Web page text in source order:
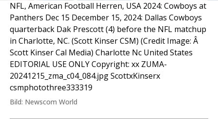
NFL, American Football Herren, USA 2024: Cowboys at
Panthers Dec 15 December 15, 2024: Dallas Cowboys
quarterback Dak Prescott (4) before the NFL matchup
in Charlotte, NC. (Scott Kinser CSM) (Credit Image: Â
Scott Kinser Cal Media) Charlotte Nc United States
EDITORIAL USE ONLY Copyright: xx ZUMA-
20241215_zma_c04_084.jpg ScottxKinserx
csmphotothree333319
Bild: Newscom World